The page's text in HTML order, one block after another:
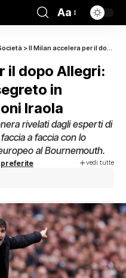
Aa
>Il Milan accelera per il dopo Allegri: svelato l’incontro segreto in Inghilterra con Andoni Iraola
il dopo Allegri:
in
Iraola
rivelati dagli esperti di
a faccia con lo
al Bournemouth.
preferite vedi tutte